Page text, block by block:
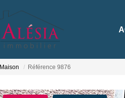
Maison Référence 9876